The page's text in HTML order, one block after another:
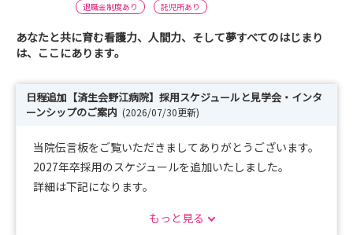
退職金制度あり
託児所あり
あなたと共に育む看護力、人間力、そして夢すべてのはじまり
は、ここにあります。
日程追加【済生会野江病院】採用スケジュールと見学会・インタ
ーンシップのご案内 (2026/07/30更新)
当院伝言板をご覧いただきましてありがとうございます。
2027年卒採用のスケジュールを追加いたしました。
詳細は下記になります。
選考日：2026年 8月11日（火・祝）
もっと見る